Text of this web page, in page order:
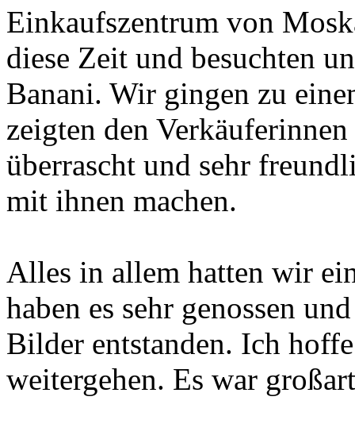
Einkaufszentrum von
diese Zeit und besuchten
Banani. Wir gingen zu
zeigten den
überrascht und sehr
mit ihnen machen.
Alles in allem hatten wir
haben es sehr genossen
Bilder entstanden. Ich
weitergehen. Es war